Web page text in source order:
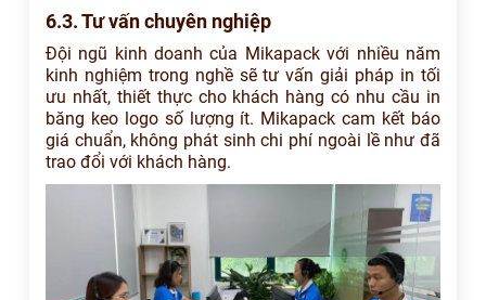
6.3. Tư vấn chuyên nghiệp
Đội ngũ kinh doanh của Mikapack với nhiều năm
kinh nghiệm trong nghề sẽ tư vấn giải pháp in tối
ưu nhất, thiết thực cho khách hàng có nhu cầu in
băng keo logo số lượng ít. Mikapack cam kết báo
giá chuẩn, không phát sinh chi phí ngoài lề như đã
trao đổi với khách hàng.